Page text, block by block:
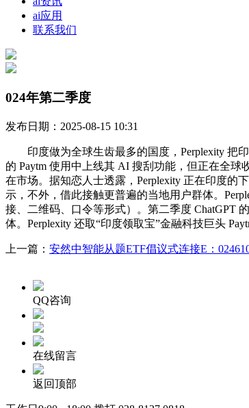
ai应用
联系我们
024年第二季度
发布日期：2025-08-15 10:31
印度做为全球生齿最多的国度，Perplexity 把印
的 Paytm 使用中上线其 AI 搜刮功能，但正在全球
在市场。据知恋人士透露，Perplexity 正在印度的
示，不外，借此接触更普遍的当地用户群体。
接、二维码、口令等形式）。第二季度 ChatGPT
体。Perplexity 还取“印度领取宝”金融科技巨头
上一篇： 安然中智能从题ETF倡议式连接E：
QQ咨询
在线留言
返回顶部